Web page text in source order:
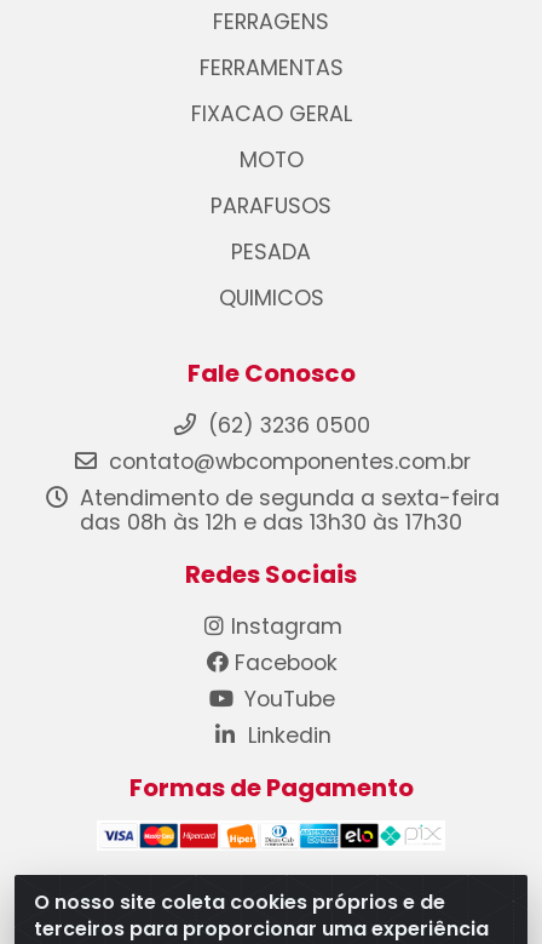
O nosso site coleta cookies próprios e de
terceiros para proporcionar uma experiência
FERRAGENS
FERRAMENTAS
FIXACAO GERAL
MOTO
PARAFUSOS
PESADA
QUIMICOS
Fale Conosco
(62) 3236 0500
contato@wbcomponentes.com.br
Atendimento de segunda a sexta-feira
das 08h às 12h e das 13h30 às 17h30
Redes Sociais
Instagram
Facebook
YouTube
Linkedin
Formas de Pagamento
WB Componentes Automotivos LTDA - CNPJ